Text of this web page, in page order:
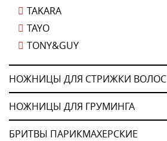
TAKARA
TAYO
TONY&GUY
НОЖНИЦЫ ДЛЯ СТРИЖКИ ВОЛОС
НОЖНИЦЫ ДЛЯ ГРУМИНГА
БРИТВЫ ПАРИКМАХЕРСКИЕ